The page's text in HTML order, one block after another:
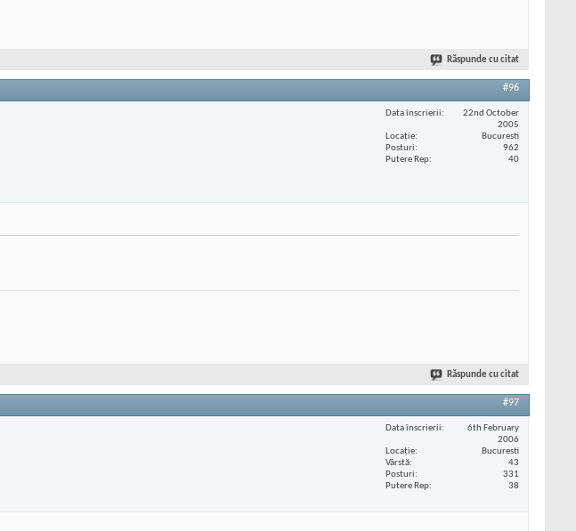
Răspunde cu citat
#96
Data înscrierii
22nd October
2005
Locaţie
Bucuresti
Posturi
962
Putere Rep
40
Răspunde cu citat
#97
Data înscrierii
6th February
2006
Locaţie
Bucuresti
Vârstă
43
Posturi
331
Putere Rep
38